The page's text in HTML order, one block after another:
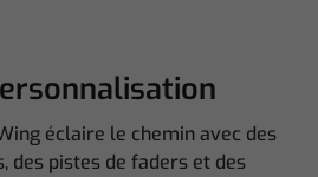
éclaire le chemin avec des
des pistes de faders et des